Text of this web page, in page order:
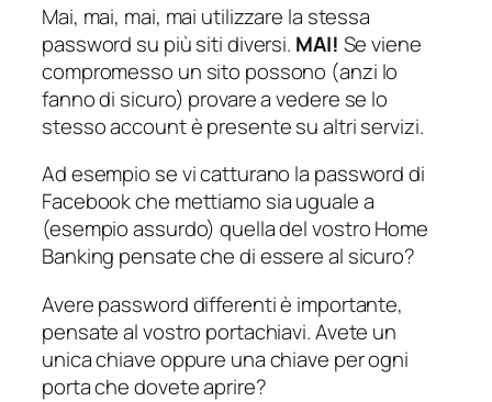
Mai, mai, mai, mai utilizzare la stessa
password su più siti diversi. MAI! Se viene
compromesso un sito possono (anzi lo
fanno di sicuro) provare a vedere se lo
stesso account è presente su altri servizi.
Ad esempio se vi catturano la password di
Facebook che mettiamo sia uguale a
(esempio assurdo) quella del vostro Home
Banking pensate che di essere al sicuro?
Avere password differenti è importante,
pensate al vostro portachiavi. Avete un
unica chiave oppure una chiave per ogni
porta che dovete aprire?